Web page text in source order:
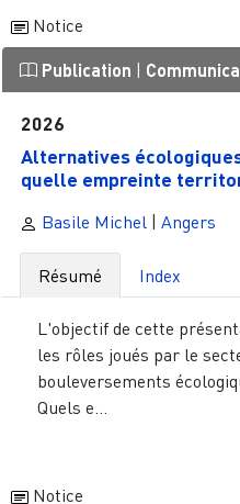
Notice
Publication
2026
Alternatives
quelle empreinte
Basile Michel| Angers
Résumé Index
L'objectif de cette
les rôles joués par le
bouleversements
Quels e...
Notice